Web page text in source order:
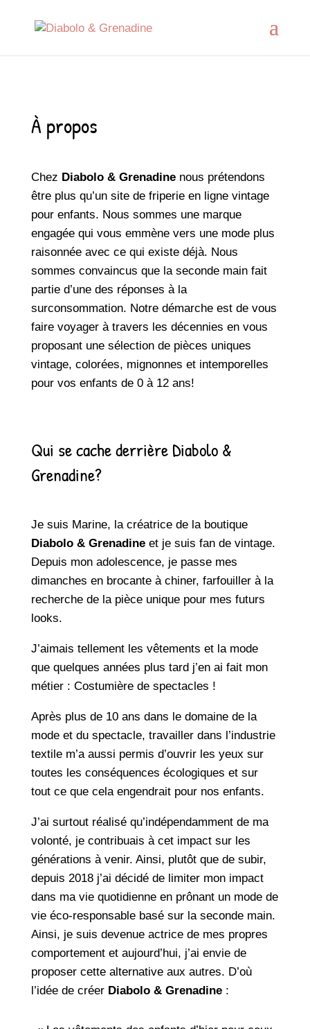
À propos
Chez Diabolo & Grenadinenous prétendons
être plus qu’un site de friperie en ligne vintage
pour enfants. Nous sommes une marque
engagée qui vous emmène vers une mode plus
raisonnée avec ce qui existe déjà. Nous
sommes convaincus que la seconde main fait
partie d’une des réponses à la
surconsommation. Notre démarche est de vous
faire voyager à travers les décennies en vous
proposant une sélection de pièces uniques
vintage, colorées, mignonnes et intemporelles
pour vos enfants de 0 à 12 ans!
Qui se cache derrière Diabolo &
Grenadine?
Je suis Marine, la créatrice de la boutique
Diabolo & Grenadineet je suis fan de vintage.
Depuis mon adolescence, je passe mes
dimanches en brocante à chiner, farfouiller à la
recherche de la pièce unique pour mes futurs
looks.
J’aimais tellement les vêtements et la mode
que quelques années plus tard j’en ai fait mon
métier : Costumière de spectacles !
Après plus de 10 ans dans le domaine de la
mode et du spectacle, travailler dans l’industrie
textile m’a aussi permis d’ouvrir les yeux sur
toutes les conséquences écologiques et sur
tout ce que cela engendrait pour nos enfants.
J’ai surtout réalisé qu’indépendamment de ma
volonté, je contribuais à cet impact sur les
générations à venir. Ainsi, plutôt que de subir,
depuis 2018 j’ai décidé de limiter mon impact
dans ma vie quotidienne en prônant un mode de
vie éco-responsable basé sur la seconde main.
Ainsi, je suis devenue actrice de mes propres
comportement et aujourd’hui, j’ai envie de
proposer cette alternative aux autres. D’où
l’idée de créer Diabolo & Grenadine: